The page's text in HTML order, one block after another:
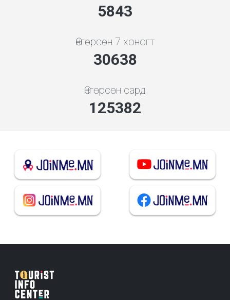
5843
Өнгөрсөн 7 хоногт
32994
Өнгөрсөн сард
135026